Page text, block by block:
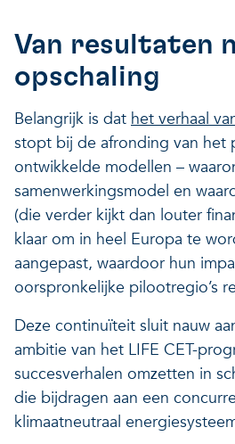
Van resultaten
opschaling
Belangrijk is dat het verhaal
stopt bij de afronding van het
ontwikkelde modellen –
samenwerkingsmodel en
(die verder kijkt dan louter
klaar om in heel Europa te
aangepast, waardoor hun
oorspronkelijke pilootregio’s
Deze continuïteit sluit nauw
ambitie van het LIFE CET-
succesverhalen omzetten in
die bijdragen aan een
klimaatneutraal